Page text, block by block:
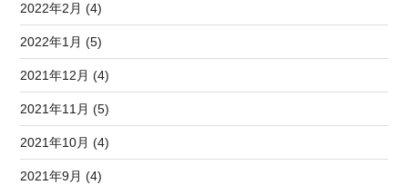
2022年2月 (4)
2022年1月 (5)
2021年12月 (4)
2021年11月 (5)
2021年10月 (4)
2021年9月 (4)